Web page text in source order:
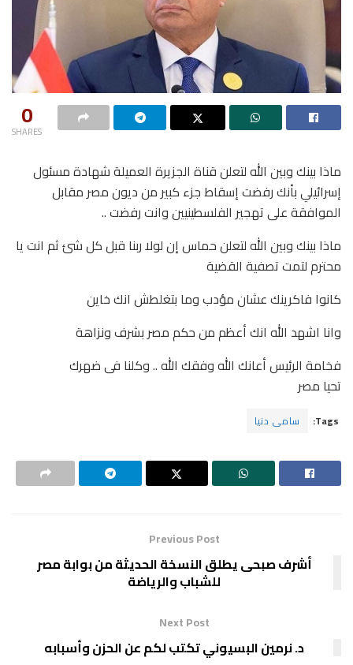
0
SHARES
ماذا بينك وبين الله لتعلن قناة الجزيرة العميلة شهادة مسئول
إسرائيلي بأنك رفضت إسقاط جزء كبير من ديون مصر مقابل
الموافقة على تهجير الفلسطينيين وانت رفضت ..
ماذا بينك وبين الله لتعلن حماس إن لولا ربنا قبل كل شئ ثم انت يا
محترم لتمت تصفية القضية
كانوا فاكرينك عشان مؤدب وما بتغلطش انك خاين
وانا اشهد الله انك أعظم من حكم مصر بشرف ونزاهة
فخامة الرئيس أعانك الله وفقك الله .. وكلنا فى ضهرك
تحيا مصر
Tags: سامى دنيا
Previous Post
أشرف صبحى يطلق النسخة الحديثة من بوابة مصر
للشباب والرياضة
Next Post
د. نرمين البسيوني تكتب لكم عن الحزن وأسبابه